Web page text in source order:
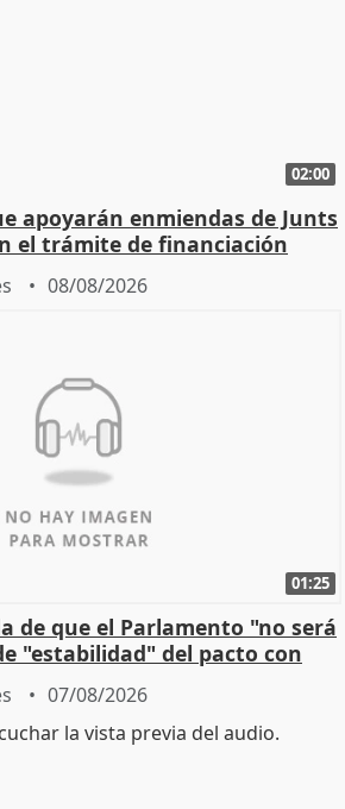
02:00
apoyarán enmiendas de Junts
el trámite de financiación
08/08/2026
01:25
de que el Parlamento "no será
"estabilidad" del pacto con
07/08/2026